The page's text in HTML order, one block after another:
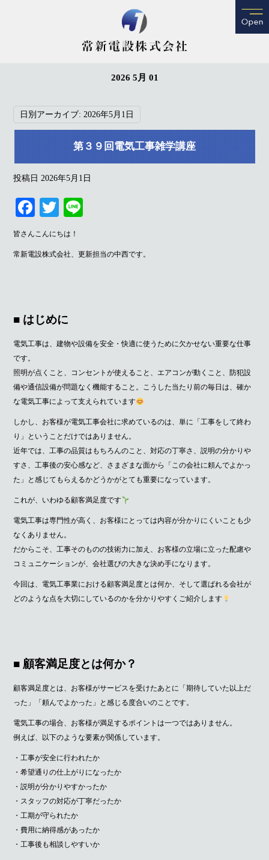
2026 5月 01
日別アーカイブ:2026年5月1日
第３９回電気工事雑学講座
投稿日 2026年5月1日
Fa
ce
bo
ok
T
wi
tte
r
皆さんこんにちは！
常新電設株式会社、更新担当の中西です。
■ はじめに
電気工事は、建物や設備を安全・快適に使うために欠かせない重要な仕事
です。
照明が点くこと、コンセントが使えること、エアコンが動くこと、防犯設
備や通信設備が問題なく機能すること。こうした当たり前の毎日は、確か
な電気工事によって支えられています
しかし、お客様が電気工事会社に求めているのは、単に「工事をして終わ
り」ということだけではありません。
近年では、工事の品質はもちろんのこと、対応の丁寧さ、説明の分かりや
すさ、工事後の安心感など、さまざまな面から「この会社に頼んでよかっ
た」と感じてもらえるかどうかがとても重要になっています。
これが、いわゆる顧客満足度です
電気工事は専門性が高く、お客様にとっては内容が分かりにくいことも少
なくありません。
だからこそ、工事そのものの技術力に加え、お客様の立場に立った配慮や
コミュニケーションが、会社選びの大きな決め手になります。
今回は、電気工事業における顧客満足度とは何か、そして選ばれる会社が
どのような点を大切にしているのかを分かりやすくご紹介します
■ 顧客満足度とは何か？
顧客満足度とは、お客様がサービスを受けたあとに「期待していた以上だ
った」「頼んでよかった」と感じる度合いのことです。
電気工事の場合、お客様が満足するポイントは一つではありません。
例えば、以下のような要素が関係しています。
・工事が安全に行われたか
・希望通りの仕上がりになったか
・説明が分かりやすかったか
・スタッフの対応が丁寧だったか
・工期が守られたか
・費用に納得感があったか
・工事後も相談しやすいか